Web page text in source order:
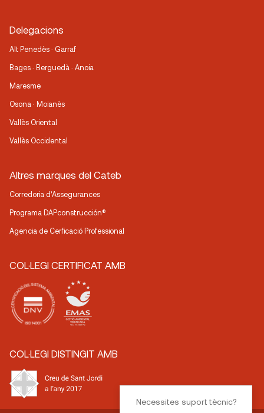
Delegacions
Alt Penedès · Garraf
Bages · Berguedà · Anoia
Maresme
Osona · Moianès
Vallès Oriental
Vallès Occidental
Altres marques del Cateb
Corredoria d’Assegurances
Programa DAPconstrucción®
Agencia de Cerficació Professional
COL·LEGI CERTIFICAT AMB
COL·LEGI DISTINGIT AMB
Necessites suport tècnic?